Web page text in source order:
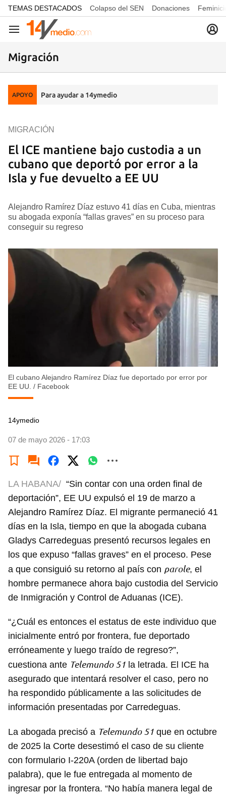
common.go-to-content
TEMAS DESTACADOS Colapso del SEN Donaciones
Navegación
Migración
APOYO Para ayudar a 14ymedio
El ICE mantiene bajo custodia a un
cubano que deportó por error a la
Isla y fue devuelto a EE UU
MIGRACIÓN
Alejandro Ramírez Díaz estuvo 41 días en Cuba, mientras
su abogada exponía “fallas graves” en su proceso para
conseguir su regreso
El cubano Alejandro Ramírez Díaz fue deportado por error por
EE UU. / Facebook
14ymedio
07 de mayo 2026 - 17:03
LA HABANA/ “Sin contar con una orden final de
deportación”, EE UU expulsó el 19 de marzo a
Alejandro Ramírez Díaz. El migrante permaneció 41
días en la Isla, tiempo en que la abogada cubana
Gladys Carredeguas presentó recursos legales en
los que expuso “fallas graves” en el proceso. Pese
a que consiguió su retorno al país con parole, el
hombre permanece ahora bajo custodia del Servicio
de Inmigración y Control de Aduanas (ICE).
“¿Cuál es entonces el estatus de este individuo que
inicialmente entró por frontera, fue deportado
erróneamente y luego traído de regreso?”,
cuestiona ante Telemundo 51 la letrada. El ICE ha
asegurado que intentará resolver el caso, pero no
ha respondido públicamente a las solicitudes de
información presentadas por Carredeguas.
La abogada precisó a Telemundo 51 que en octubre
de 2025 la Corte desestimó el caso de su cliente
con formulario I-220A (orden de libertad bajo
palabra), que le fue entregada al momento de
ingresar por la frontera. “No había manera legal de